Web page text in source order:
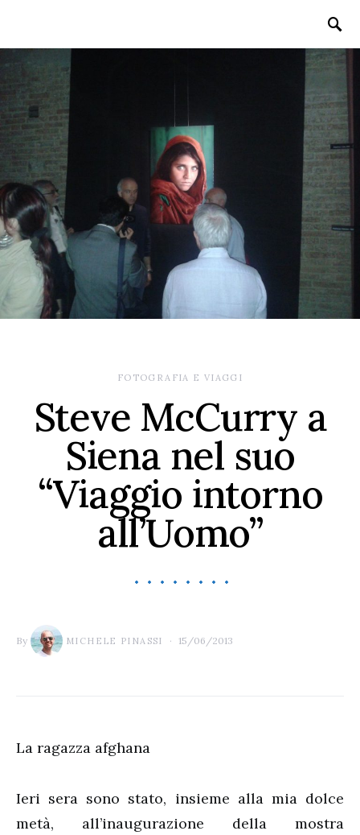
FOTOGRAFIA E VIAGGI
Steve McCurry a
Siena nel suo
“Viaggio intorno
all’Uomo”
By MICHELE PINASSI 15/06/2013
La ragazza afghana
Ieri sera sono stato, insieme alla mia dolce
metà, all’inaugurazione della mostra